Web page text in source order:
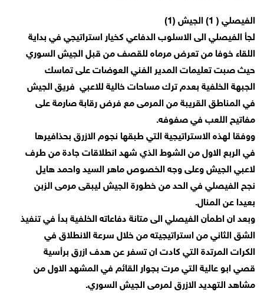
الفيصلي ( 1) الجيش (1)
لجأ الفيصلي الى الاسلوب الدفاعي كخيار استراتيجي في بداية
اللقاء خوفا من تعرض مرماه للقصف من قبل الجيش السوري
حيث صبت تعليمات المدير الفني العوضات على تماسك
الجبهة الخلفية بعدم ترك مساحات خالية للاعبي فريق الجيش
في المناطق القريبة من المرمى مع فرض رقابة صارمة على
مفاتيح اللعب في صفوفه.
ووفقا لهذه الاستراتيجية التي طبقها نجوم الازرق بحذافيرها
في الربع الاول من الشوط الذي شهد انطلاقات جادة من طرف
لاعبي الجيش وعلى وجه الخصوص ماهر السيد واحمد هايل
نجح الفيصلي في الحد من خطورة الجيش ليبقى مرمى الزبن
بعيدا عن المنال.
وبعد ان اطمأن الفيصلي الى متانة دفاعاته الخلفية بدأ في تنفيذ
الشق الثاني من استراتيجيته من خلال سرعة الانطلاق في
الكرات المرتدة التي كادت ان تسفر عن هدف ازرق برأسية
قصي ابو عالية التي مرت بجوار القائم في المشهد الاول من
مشاهد التهديد الازرق لمرمى الجيش السوري.